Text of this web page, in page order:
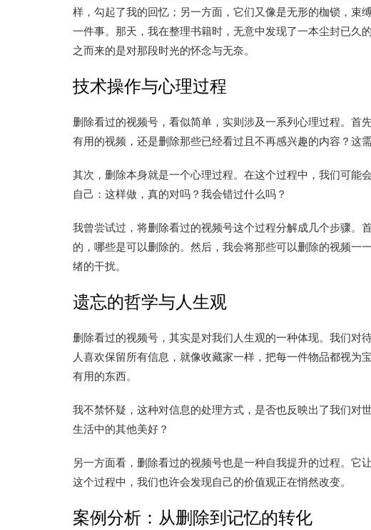
样，勾起了我的回忆；另一方面，它们又像是无形的枷锁，束
一件事。那天，我在整理书籍时，无意中发现了一本尘封已久
之而来的是对那段时光的怀念与无奈。
技术操作与心理过程
删除看过的视频号，看似简单，实则涉及一系列心理过程。首
有用的视频，还是删除那些已经看过且不再感兴趣的内容？这
其次，删除本身就是一个心理过程。在这个过程中，我们可能
自己：这样做，真的对吗？我会错过什么吗？
我曾尝试过，将删除看过的视频号这个过程分解成几个步骤。
的，哪些是可以删除的。然后，我会将那些可以删除的视频一
绪的干扰。
遗忘的哲学与人生观
删除看过的视频号，其实是对我们人生观的一种体现。我们对
人喜欢保留所有信息，就像收藏家一样，把每一件物品都视为
有用的东西。
我不禁怀疑，这种对信息的处理方式，是否也反映出了我们对
生活中的其他美好？
另一方面看，删除看过的视频号也是一种自我提升的过程。它
这个过程中，我们也许会发现自己的价值观正在悄然改变。
案例分析：从删除到记忆的转化